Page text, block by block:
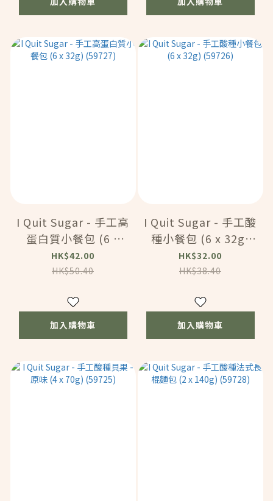
I Quit Sugar - 手工高
蛋白質小餐包 (6 x
32g) (59727)
HK$42.00
HK$50.40
加入購物車
I Quit Sugar - 手工酸
種小餐包 (6 x 32g)
(59726)
HK$32.00
HK$38.40
加入購物車